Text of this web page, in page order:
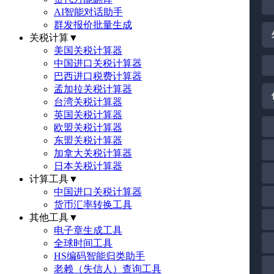
AI智能对话助手
群发报价批量生成
关税计算▼
美国关税计算器
中国进口关税计算器
巴西进口税费计算器
孟加拉关税计算器
台湾关税计算器
英国关税计算器
欧盟关税计算器
东盟关税计算器
加拿大关税计算器
日本关税计算器
计算工具▼
中国进口关税计算器
货币汇率转换工具
其他工具▼
电子章生成工具
全球时间工具
HS编码智能归类助手
老赖（失信人）查询工具